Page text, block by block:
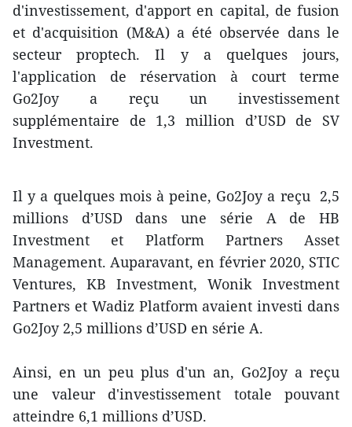
d'investissement, d'apport en capital, de fusion
et d'acquisition (M&A) a été observée dans le
secteur proptech. Il y a quelques jours,
l'application de réservation à court terme
Go2Joy a reçu un investissement
supplémentaire de 1,3 million d’USD de SV
Investment.
Il y a quelques mois à peine, Go2Joy a reçu 2,5
millions d’USD dans une série A de HB
Investment et Platform Partners Asset
Management. Auparavant, en février 2020, STIC
Ventures, KB Investment, Wonik Investment
Partners et Wadiz Platform avaient investi dans
Go2Joy 2,5 millions d’USD en série A.
Ainsi, en un peu plus d'un an, Go2Joy a reçu
une valeur d'investissement totale pouvant
atteindre 6,1 millions d’USD.